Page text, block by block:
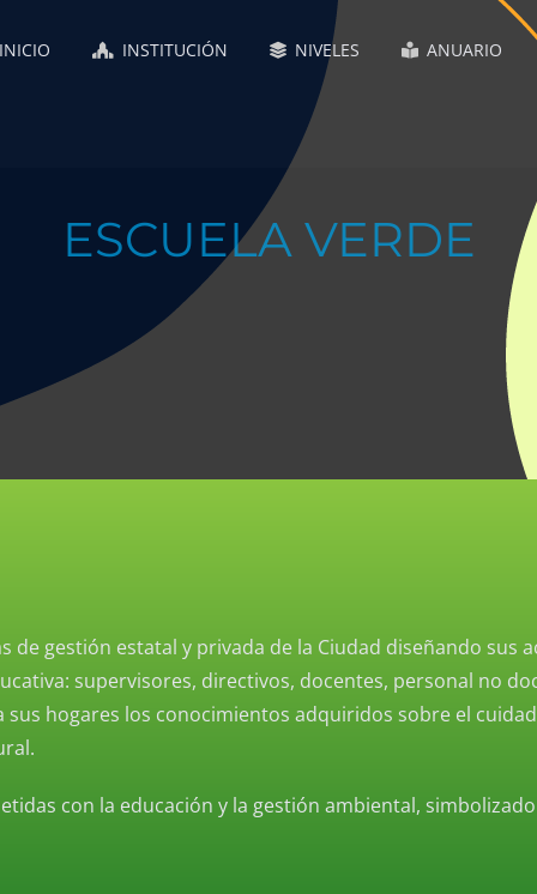
INICIO INSTITUCIÓN NIVELES ANUARIO
ESCUELA VERDE
de gestión estatal y privada de la Ciudad diseñando sus
supervisores, directivos, docentes, personal no
sus hogares los conocimientos adquiridos sobre el
con la educación y la gestión ambiental,